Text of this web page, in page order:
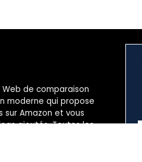
de comparaison
moderne qui propose
sur Amazon et vous
ajoutés. Toutes les